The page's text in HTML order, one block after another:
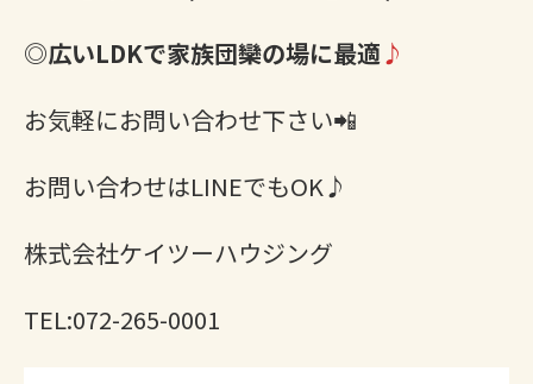
◎広いLDKで家族団欒の場に最適♪
お気軽にお問い合わせ下さい📲
お問い合わせはLINEでもOK♪
株式会社ケイツーハウジング
TEL:072-265-0001